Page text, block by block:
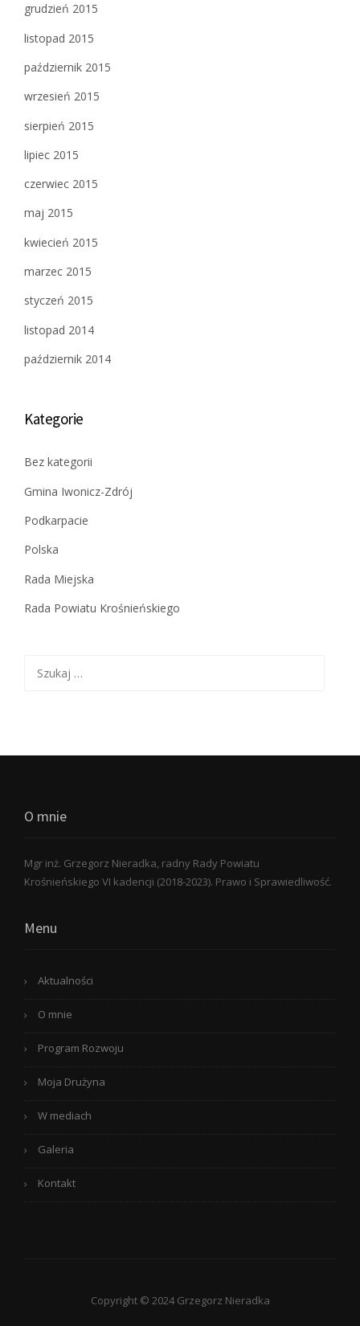
grudzień 2015
listopad 2015
październik 2015
wrzesień 2015
sierpień 2015
lipiec 2015
czerwiec 2015
maj 2015
kwiecień 2015
marzec 2015
styczeń 2015
listopad 2014
październik 2014
Kategorie
Bez kategorii
Gmina Iwonicz-Zdrój
Podkarpacie
Polska
Rada Miejska
Rada Powiatu Krośnieńskiego
O mnie
Mgr inż. Grzegorz Nieradka, radny Rady Powiatu
Krośnieńskiego VI kadencji (2018-2023). Prawo i Sprawiedliwość.
Menu
Aktualności
O mnie
Program Rozwoju
Moja Drużyna
W mediach
Galeria
Kontakt
Copyright © 2024 Grzegorz Nieradka